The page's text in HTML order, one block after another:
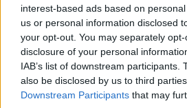
interest-based ads based on
us or personal information disclosed
your opt-out. You may separately
disclosure of your personal
IAB’s list of downstream participants.
also be disclosed by us to third
Downstream Participants that may
Granata contro il Renate,
"Sarri-Mancini? Le parole
Notte senz'acqua per otto
Maxitracce Bellaria si tinge